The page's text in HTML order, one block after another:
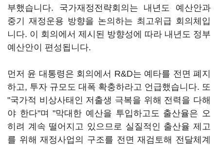
부했습니다. 국가재정전략회의는 내년도 예산안과
중기 재정운용 방향을 논의하는 최고위급 회의체입
니다. 이 회의에서 제시된 방향성에 따라 내년도 정부
예산안이 편성됩니다.
먼저 윤 대통령은 회의에서 R&D는 예타를 전면 폐지
하고, 투자 규모도 대폭 확충하라고 언급했습니다. 또
"국가적 비상사태인 저출생 극복을 위해 전력을 다해
야 한다"며 "막대한 예산을 투입하고도 출산율은 오
히려 계속 떨어지고 있으므로 실질적인 출산율 제고
를 위해 재정사업의 구조를 전면 재검토해 전달체계